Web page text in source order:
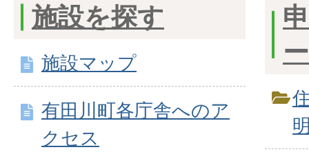
施設を探す
施設マップ
有田川町各庁舎へのア
クセス